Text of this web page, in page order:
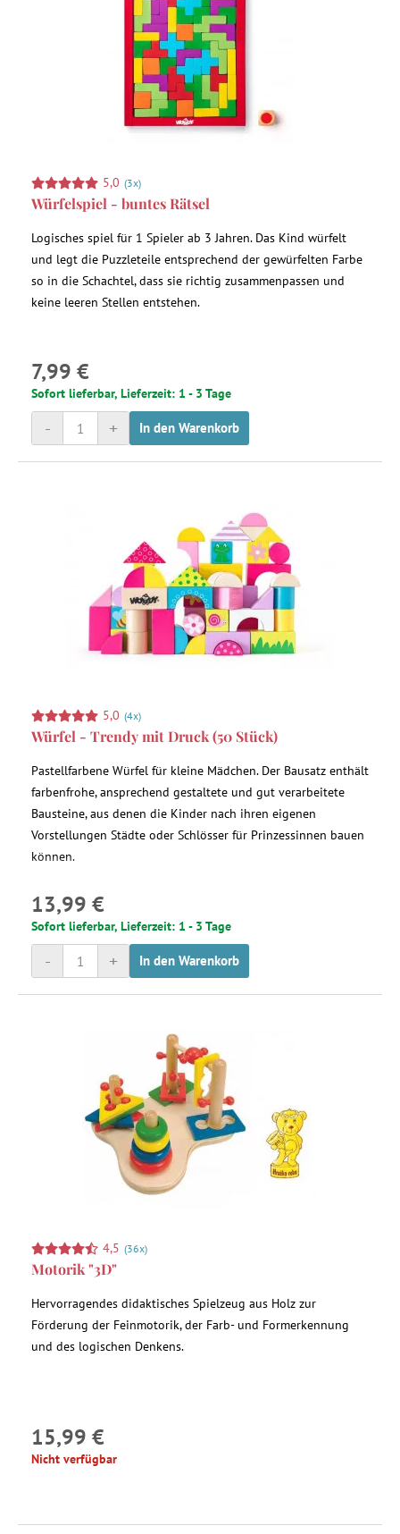
5,0 (3x)
Würfelspiel - buntes Rätsel
Logisches spiel für 1 Spieler ab 3 Jahren. Das Kind würfelt
und legt die Puzzleteile entsprechend der gewürfelten Farbe
so in die Schachtel, dass sie richtig zusammenpassen und
keine leeren Stellen entstehen.
7,99 €
Sofort lieferbar, Lieferzeit: 1 - 3 Tage
+
- In den Warenkorb
5,0 (4x)
Würfel - Trendy mit Druck (50 Stück)
Pastellfarbene Würfel für kleine Mädchen. Der Bausatz enthält
farbenfrohe, ansprechend gestaltete und gut verarbeitete
Bausteine, aus denen die Kinder nach ihren eigenen
Vorstellungen Städte oder Schlösser für Prinzessinnen bauen
können.
13,99 €
Sofort lieferbar, Lieferzeit: 1 - 3 Tage
+
- In den Warenkorb
4,5 (36x)
Motorik "3D"
Hervorragendes didaktisches Spielzeug aus Holz zur
Förderung der Feinmotorik, der Farb- und Formerkennung
und des logischen Denkens.
15,99 €
Nicht verfügbar